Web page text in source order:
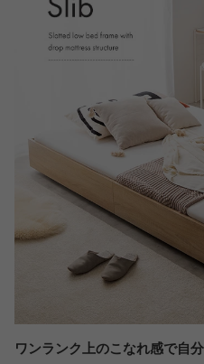
ワンランク上のこなれ感で自